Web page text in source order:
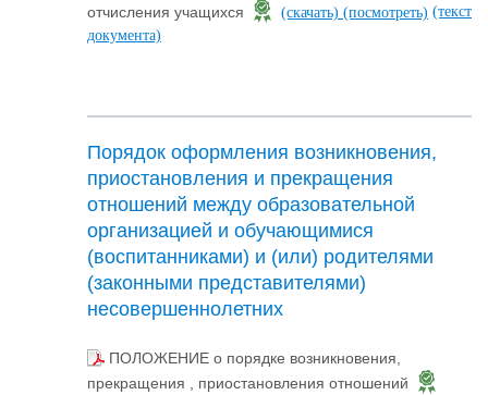
отчисления учащихся (скачать) (посмотреть) (текст
документа)
Порядок оформления возникновения,
приостановления и прекращения
отношений между образовательной
организацией и обучающимися
(воспитанниками) и (или) родителями
(законными представителями)
несовершеннолетних
ПОЛОЖЕНИЕ о порядке возникновения,
прекращения , приостановления отношений